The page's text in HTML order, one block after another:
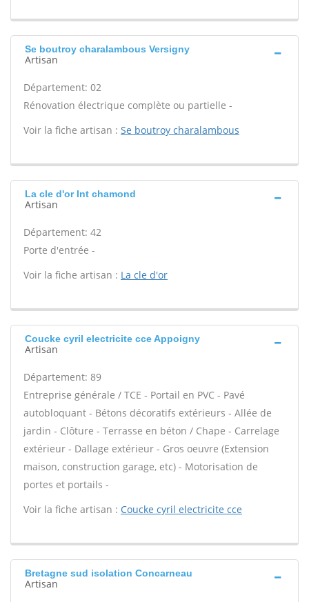
Se boutroy charalambous Versigny
Artisan
Département: 02
Rénovation électrique complète ou partielle -
Voir la fiche artisan : Se boutroy charalambous
La cle d'or Int chamond
Artisan
Département: 42
Porte d'entrée -
Voir la fiche artisan : La cle d'or
Coucke cyril electricite cce Appoigny
Artisan
Département: 89
Entreprise générale / TCE - Portail en PVC - Pavé
autobloquant - Bétons décoratifs extérieurs - Allée de
jardin - Clôture - Terrasse en béton / Chape - Carrelage
extérieur - Dallage extérieur - Gros oeuvre (Extension
maison, construction garage, etc) - Motorisation de
portes et portails -
Voir la fiche artisan : Coucke cyril electricite cce
Bretagne sud isolation Concarneau
Artisan